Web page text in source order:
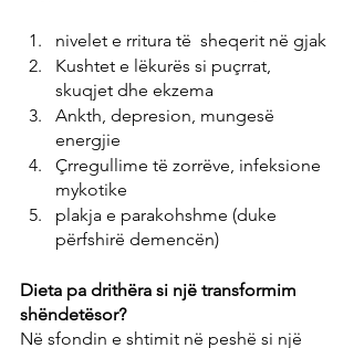
nivelet e rritura të  sheqerit në gjak
Kushtet e lëkurës si puçrrat,
skuqjet dhe ekzema
Ankth, depresion, mungesë
energjie
Çrregullime të zorrëve, infeksione
mykotike
plakja e parakohshme (duke
përfshirë demencën)
Dieta pa drithëra si një transformim
shëndetësor?
Në sfondin e shtimit në peshë si një